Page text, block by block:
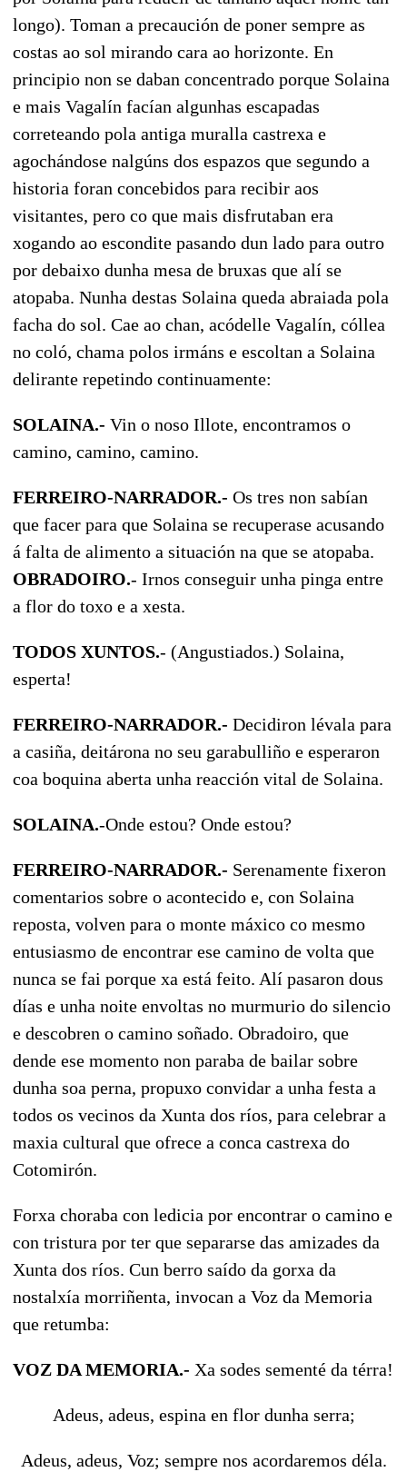
longo). Toman a precaución de poner sempre as
costas ao sol mirando cara ao horizonte. En
principio non se daban concentrado porque Solaina
e mais Vagalín facían algunhas escapadas
correteando pola antiga muralla castrexa e
agochándose nalgúns dos espazos que segundo a
historia foran concebidos para recibir aos
visitantes, pero co que mais disfrutaban era
xogando ao escondite pasando dun lado para outro
por debaixo dunha mesa de bruxas que alí se
atopaba. Nunha destas Solaina queda abraiada pola
facha do sol. Cae ao chan, acódelle Vagalín, cóllea
no coló, chama polos irmáns e escoltan a Solaina
delirante repetindo continuamente:
SOLAINA.- Vin o noso Illote, encontramos o
camino, camino, camino.
FERREIRO-NARRADOR.- Os tres non sabían
que facer para que Solaina se recuperase acusando
á falta de alimento a situación na que se atopaba.
OBRADOIRO.- Irnos conseguir unha pinga entre
a flor do toxo e a xesta.
TODOS XUNTOS.- (Angustiados.) Solaina,
esperta!
FERREIRO-NARRADOR.- Decidiron lévala para
a casiña, deitárona no seu garabulliño e esperaron
coa boquina aberta unha reacción vital de Solaina.
SOLAINA.-Onde estou? Onde estou?
FERREIRO-NARRADOR.- Serenamente fixeron
comentarios sobre o acontecido e, con Solaina
reposta, volven para o monte máxico co mesmo
entusiasmo de encontrar ese camino de volta que
nunca se fai porque xa está feito. Alí pasaron dous
días e unha noite envoltas no murmurio do silencio
e descobren o camino soñado. Obradoiro, que
dende ese momento non paraba de bailar sobre
dunha soa perna, propuxo convidar a unha festa a
todos os vecinos da Xunta dos ríos, para celebrar a
maxia cultural que ofrece a conca castrexa do
Cotomirón.
Forxa choraba con ledicia por encontrar o camino e
con tristura por ter que separarse das amizades da
Xunta dos ríos. Cun berro saído da gorxa da
nostalxía morriñenta, invocan a Voz da Memoria
que retumba:
VOZ DA MEMORIA.- Xa sodes sementé da térra!
Adeus, adeus, espina en flor dunha serra;
Adeus, adeus, Voz; sempre nos acordaremos déla.